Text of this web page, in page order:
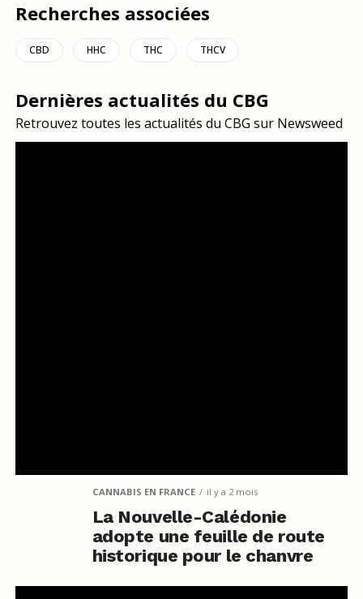
Recherches associées
CBD HHC THC THCV
Dernières actualités du CBG
Retrouvez toutes les actualités du CBG sur Newsweed
CANNABIS EN FRANCE il y a 2 mois
La Nouvelle-Calédonie
adopte une feuille de route
historique pour le chanvre